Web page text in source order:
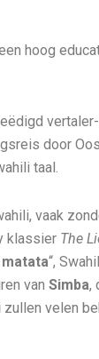
hoog
door
taal.
vaak
klassier The
matata“,
van Simba,
zullen velen